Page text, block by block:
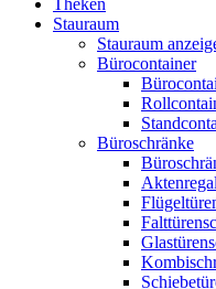
Theken
Stauraum
Stauraum
Bürocontainer
Büroschränke